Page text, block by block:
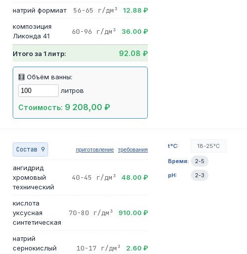
натрий формиат 56-65 г/дм³
12.88 ₽
композиция
Ликонда 41
60-96 г/дм³ 36.00 ₽
Итого за 1 литр: 92.08 ₽
🧮 Объём ванны:
литров
Стоимость: 9 208,00 ₽
Состав 9 приготовление требования
ангидрид
хромовый
технический
40-45 г/дм³ 48.00 ₽
кислота
уксусная
синтетическая
70-80 г/дм³ 910.00 ₽
натрий
сернокислый
10-17 г/дм³ 2.60 ₽
t°C: 18-25°C
Время:
2-5
pH:
2-3